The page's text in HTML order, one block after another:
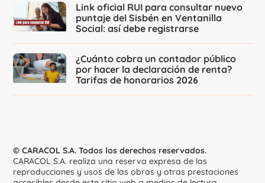
Link oficial RUI para consultar nuevo
puntaje del Sisbén en Ventanilla
Social: así debe registrarse
¿Cuánto cobra un contador público
por hacer la declaración de renta?
Tarifas de honorarios 2026
© CARACOL S.A. Todos los derechos reservados.
CARACOL S.A. realiza una reserva expresa de las
reproducciones y usos de las obras y otras prestaciones